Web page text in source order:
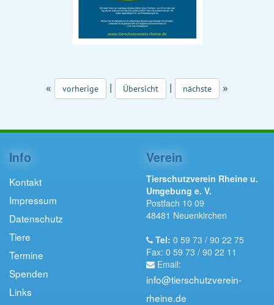
« vorherige | Übersicht | nächste »
Info
Kontakt
Impressum
Datenschutz
Tiere
Termine
Spenden
Links
Verein
Tierschutzverein Rheine u.
Umgebung e. V.
Postfach 10 09
48481 Neuenkirchen
Tel: 0 59 73 / 90 22 75
Fax: 0 59 73 / 90 22 11
Email:
info@tierschutzverein-
rheine.de